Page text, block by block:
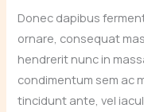
Donec dapibus
ornare, consequat
hendrerit nunc in
condimentum sem ac
tincidunt ante, vel